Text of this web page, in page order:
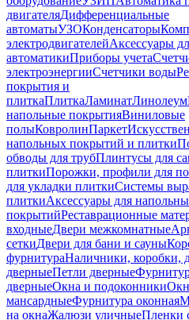
двигателяДифференциальные
автоматыУЗОКонденсаторы
электродвигателейАксессуары
автоматикиПриборы учета
электроэнергииСчетчики воды
покрытия и
плиткаПлиткаЛаминатЛинолеум
напольные покрытияВиниловые
полыКовролинПаркет
напольных покрытий и плитки
обводы для трубПлинтусы для
плиткиПорожки, профили для
для укладки плиткиСистемы
плиткиАксессуары для
покрытийРеставрационные
входныеДвери межкомнатные
сеткиДвери для бани и сауны
фурнитураНаличники, коробки,
дверныеПетли дверные
дверныеОкна и подоконники
мансардныеФурнитура оконная
на окнаЖалюзи уличныеПленки